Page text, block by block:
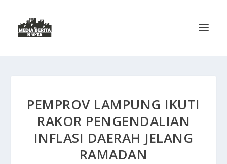
PEMPROV LAMPUNG IKUTI
RAKOR PENGENDALIAN
INFLASI DAERAH JELANG
RAMADAN